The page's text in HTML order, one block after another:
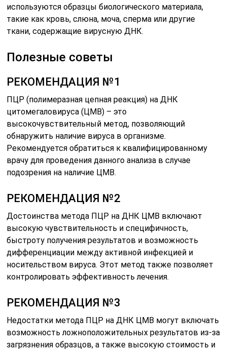
используются образцы биологического материала,
такие как кровь, слюна, моча, сперма или другие
ткани, содержащие вирусную ДНК.
Полезные советы
РЕКОМЕНДАЦИЯ №1
ПЦР (полимеразная цепная реакция) на ДНК
цитомегаловируса (ЦМВ) – это
высокочувствительный метод, позволяющий
обнаружить наличие вируса в организме.
Рекомендуется обратиться к квалифицированному
врачу для проведения данного анализа в случае
подозрения на наличие ЦМВ.
РЕКОМЕНДАЦИЯ №2
Достоинства метода ПЦР на ДНК ЦМВ включают
высокую чувствительность и специфичность,
быстроту получения результатов и возможность
дифференциации между активной инфекцией и
носительством вируса. Этот метод также позволяет
контролировать эффективность лечения.
РЕКОМЕНДАЦИЯ №3
Недостатки метода ПЦР на ДНК ЦМВ могут включать
возможность ложноположительных результатов из-за
загрязнения образцов, а также высокую стоимость и